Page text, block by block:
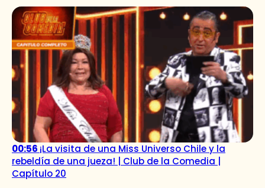
00:56 ¡La visita de una Miss Universo Chile y la
rebeldía de una jueza! | Club de la Comedia |
Capítulo 20